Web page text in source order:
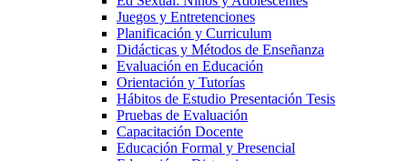
Juegos y Entretenciones
Planificación y Curriculum
Didácticas y Métodos de Enseñanza
Evaluación en Educación
Orientación y Tutorías
Hábitos de Estudio Presentación Tesis
Pruebas de Evaluación
Capacitación Docente
Educación Formal y Presencial